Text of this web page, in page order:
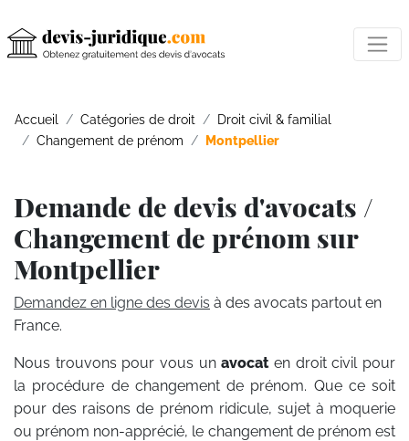
Accueil Catégories de droit
Droit civil & familial
Changement de prénom
Montpellier
Demande de devis d'avocats /
Changement de prénom sur
Montpellier
Demandez en ligne des devis à des avocats partout en
France.
Nous trouvons pour vous unavocaten droit civil pour
la procédure de changement de prénom. Que ce soit
pour des raisons de prénom ridicule, sujet à moquerie
ou prénom non-apprécié, le changement de prénom est